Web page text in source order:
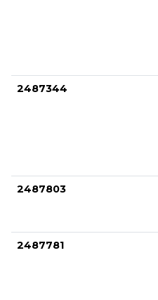
2487344
2487803
2487781